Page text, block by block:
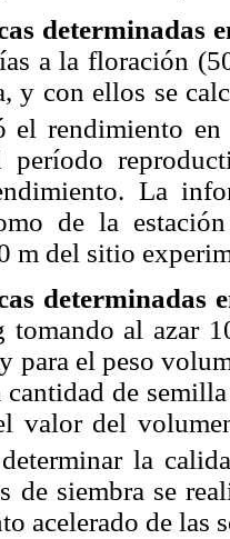
determinadas
a la floración
y con ellos se
el rendimiento
período
La
de la
m del sitio
determinadas
tomando al azar
para el peso
cantidad de
valor del
la
de siembra se
acelerado de las